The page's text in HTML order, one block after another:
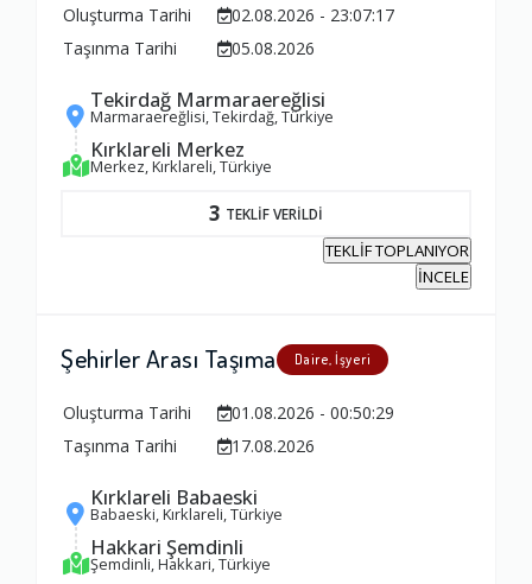
Oluşturma Tarihi
02.08.2026 - 23:07:17
Taşınma Tarihi
05.08.2026
Tekirdağ Marmaraereğlisi
Marmaraereğlisi, Tekirdağ, Türkiye
Kırklareli Merkez
Merkez, Kırklareli, Türkiye
3 TEKLİF VERİLDİ
TEKLİF TOPLANIYOR
İNCELE
Şehirler Arası Taşıma Daire, İşyeri
Oluşturma Tarihi
01.08.2026 - 00:50:29
Taşınma Tarihi
17.08.2026
Kırklareli Babaeski
Babaeski, Kırklareli, Türkiye
Hakkari Şemdinli
Şemdinli, Hakkari, Türkiye